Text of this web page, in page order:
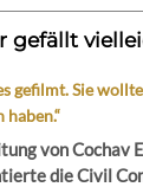
gefällt
gefilmt. Sie
haben.“
von Cochav
die Civil